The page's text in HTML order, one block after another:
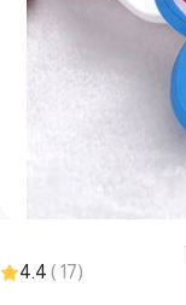
(
17
)
4.4